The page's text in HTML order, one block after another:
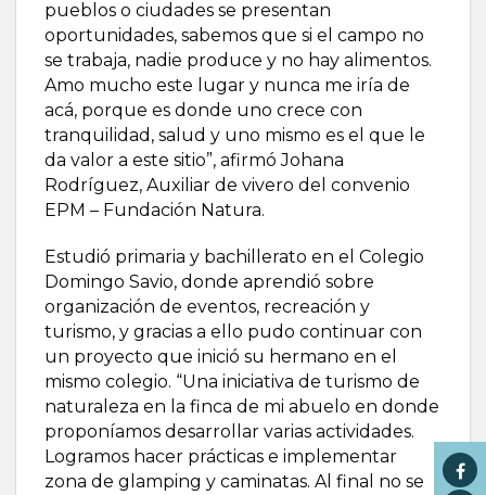
pueblos o ciudades se presentan
oportunidades, sabemos que si el campo no
se trabaja, nadie produce y no hay alimentos.
Amo mucho este lugar y nunca me iría de
acá, porque es donde uno crece con
tranquilidad, salud y uno mismo es el que le
da valor a este sitio”, afirmó Johana
Rodríguez, Auxiliar de vivero del convenio
EPM – Fundación Natura.
Estudió primaria y bachillerato en el Colegio
Domingo Savio, donde aprendió sobre
organización de eventos, recreación y
turismo, y gracias a ello pudo continuar con
un proyecto que inició su hermano en el
mismo colegio. “Una iniciativa de turismo de
naturaleza en la finca de mi abuelo en donde
proponíamos desarrollar varias actividades.
Logramos hacer prácticas e implementar
zona de glamping y caminatas. Al final no se